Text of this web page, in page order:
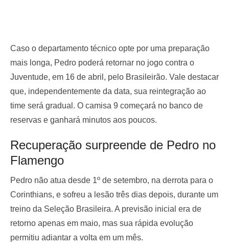
Caso o departamento técnico opte por uma preparação
mais longa, Pedro poderá retornar no jogo contra o
Juventude, em 16 de abril, pelo Brasileirão. Vale destacar
que, independentemente da data, sua reintegração ao
time será gradual. O camisa 9 começará no banco de
reservas e ganhará minutos aos poucos.
Recuperação surpreende de Pedro no
Flamengo
Pedro não atua desde 1º de setembro, na derrota para o
Corinthians, e sofreu a lesão três dias depois, durante um
treino da Seleção Brasileira. A previsão inicial era de
retorno apenas em maio, mas sua rápida evolução
permitiu adiantar a volta em um mês.